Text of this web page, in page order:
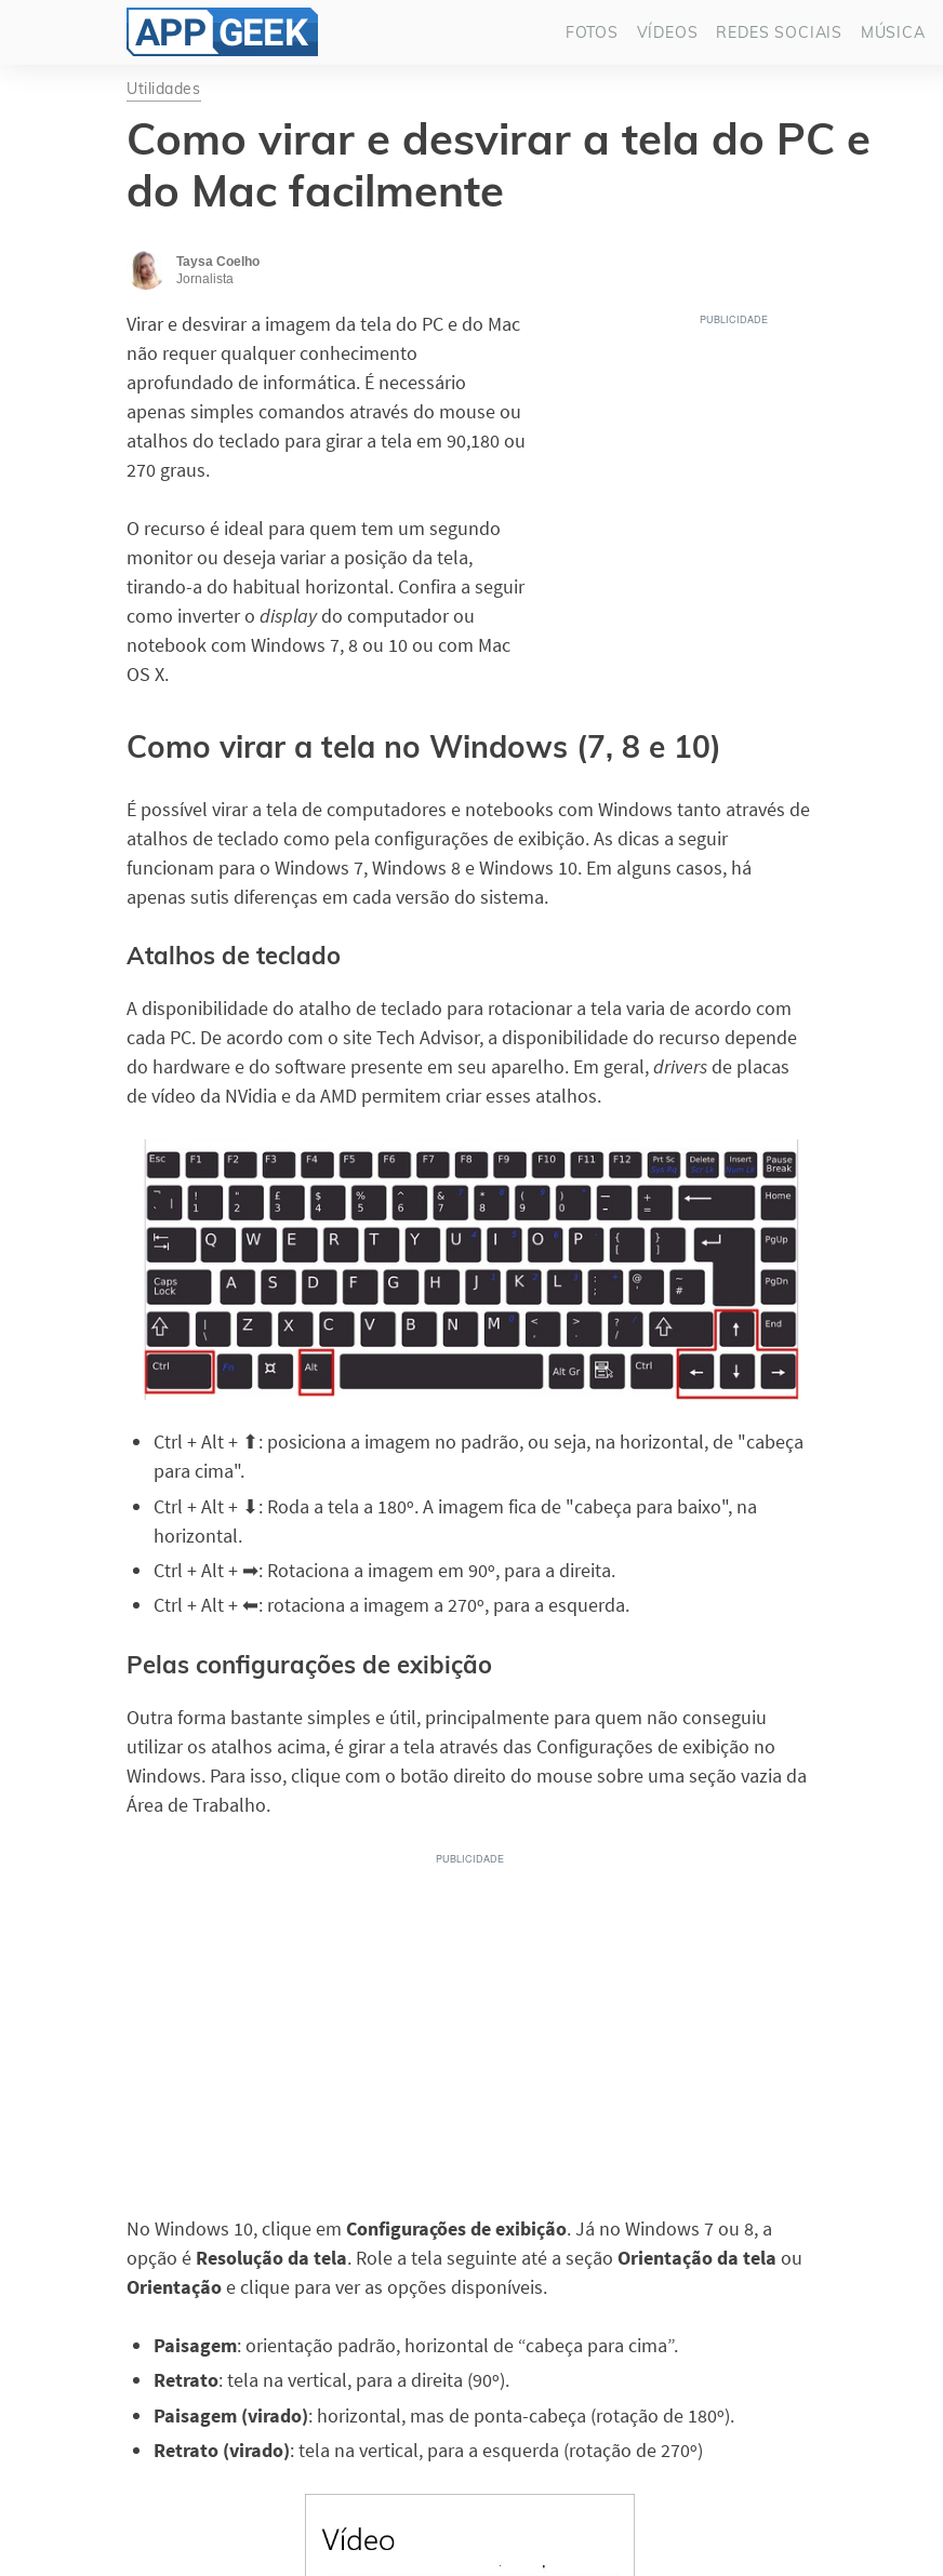
FOTOS VÍDEOS REDES SOCIAIS MÚSICA
Utilidades
Como virar e desvirar a tela do PC e
do Mac facilmente
Taysa Coelho
Jornalista
Virar e desvirar a imagem da tela do PC e do Mac
não requer qualquer conhecimento
aprofundado de informática. É necessário
apenas simples comandos através do mouse ou
atalhos do teclado para girar a tela em 90,180 ou
270 graus.
O recurso é ideal para quem tem um segundo
monitor ou deseja variar a posição da tela,
tirando-a do habitual horizontal. Confira a seguir
como inverter o displaydo computador ou
notebook com Windows 7, 8 ou 10 ou com Mac
OS X.
Como virar a tela no Windows (7, 8 e 10)
É possível virar a tela de computadores e notebooks com Windows tanto através de
atalhos de teclado como pela configurações de exibição. As dicas a seguir
funcionam para o Windows 7, Windows 8 e Windows 10. Em alguns casos, há
apenas sutis diferenças em cada versão do sistema.
Atalhos de teclado
A disponibilidade do atalho de teclado para rotacionar a tela varia de acordo com
cada PC. De acordo com o site Tech Advisor, a disponibilidade do recurso depende
do hardware e do software presente em seu aparelho. Em geral,driversde placas
de vídeo da NVidia e da AMD permitem criar esses atalhos.
Ctrl + Alt + ⬆︎: posiciona a imagem no padrão, ou seja, na horizontal, de "cabeça
para cima".
Ctrl + Alt + ⬇: Roda a tela a 180º. A imagem fica de "cabeça para baixo", na
horizontal.
Ctrl + Alt + ➡: Rotaciona a imagem em 90º, para a direita.
Ctrl + Alt + ⬅: rotaciona a imagem a 270º, para a esquerda.
Pelas configurações de exibição
Outra forma bastante simples e útil, principalmente para quem não conseguiu
utilizar os atalhos acima, é girar a tela através das Configurações de exibição no
Windows. Para isso, clique com o botão direito do mouse sobre uma seção vazia da
Área de Trabalho.
No Windows 10, clique em Configurações de exibição. Já no Windows 7 ou 8, a
opção é Resolução da tela. Role a tela seguinte até a seção Orientação da tela ou
Orientaçãoe clique para ver as opções disponíveis.
Paisagem: orientação padrão, horizontal de “cabeça para cima”.
Retrato: tela na vertical, para a direita (90º).
Paisagem (virado): horizontal, mas de ponta-cabeça (rotação de 180º).
Retrato (virado): tela na vertical, para a esquerda (rotação de 270º)